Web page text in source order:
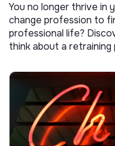
You no longer thrive in
change profession to
professional life?
think about a